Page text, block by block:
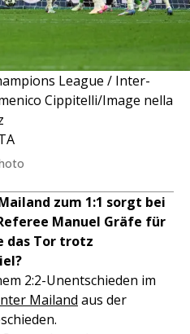
League / Inter-
Cippitelli/Image nella
zum 1:1 sorgt bei
Manuel Gräfe für
das Tor trotz
2:2-Unentschieden im
Mailand aus der